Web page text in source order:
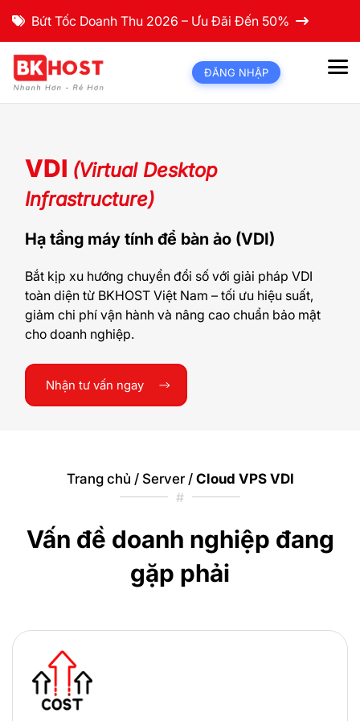
Bứt Tốc Doanh Thu 2026 – Ưu Đãi Đến 50%
ĐĂNG NHẬP
VDI (Virtual Desktop
Infrastructure)
Hạ tầng máy tính để bàn ảo (VDI)
Bắt kịp xu hướng chuyển đổi số với giải pháp VDI
toàn diện từ BKHOST Việt Nam – tối ưu hiệu suất,
giảm chi phí vận hành và nâng cao chuẩn bảo mật
cho doanh nghiệp.
Nhận tư vấn ngay
Trang chủ / Server/ Cloud VPS VDI
#
Vấn đề doanh nghiệp đang
gặp phải